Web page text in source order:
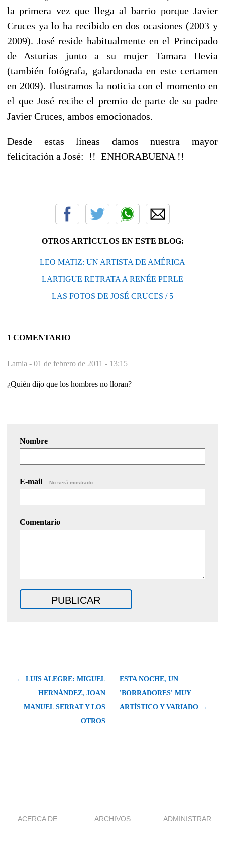
la primera vez que llega al barrio porque Javier
Cruces ya lo ha recibido en dos ocasiones (2003 y
2009). José reside habitualmente en el Principado
de Asturias junto a su mujer Tamara Hevia
(también fotógrafa, galardonada en este certamen
en 2009). Ilustramos la noticia con el momento en
el que José recibe el premio de parte de su padre
Javier Cruces, ambos emocionados.
Desde estas líneas damos nuestra mayor
felicitación a José: !! ENHORABUENA !!
OTROS ARTÍCULOS EN ESTE BLOG:
LEO MATIZ: UN ARTISTA DE AMÉRICA
LARTIGUE RETRATA A RENÉE PERLE
LAS FOTOS DE JOSÉ CRUCES / 5
1 COMENTARIO
Lamia - 01 de febrero de 2011 - 13:15
¿Quién dijo que los hombres no lloran?
Nombre
E-mail No será mostrado.
Comentario
← LUIS ALEGRE: MIGUEL
HERNÁNDEZ, JOAN
MANUEL SERRAT Y LOS
OTROS
ESTA NOCHE, UN
'BORRADORES' MUY
ARTÍSTICO Y VARIADO →
ACERCA DE ARCHIVOS ADMINISTRAR